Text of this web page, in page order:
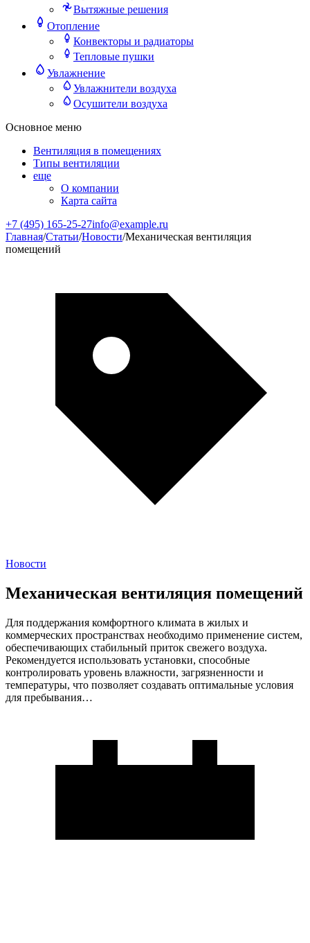
Вытяжные решения
Отопление
Конвекторы и радиаторы
Тепловые пушки
Увлажнение
Увлажнители воздуха
Осушители воздуха
Основное меню
Вентиляция в помещениях
Типы вентиляции
еще
О компании
Карта сайта
+7 (495) 165-25-27info@example.ru
Главная/Статьи/Новости/Механическая вентиляция
помещений
Новости
Механическая вентиляция помещений
Для поддержания комфортного климата в жилых и
коммерческих пространствах необходимо применение систем,
обеспечивающих стабильный приток свежего воздуха.
Рекомендуется использовать установки, способные
контролировать уровень влажности, загрязненности и
температуры, что позволяет создавать оптимальные условия
для пребывания…